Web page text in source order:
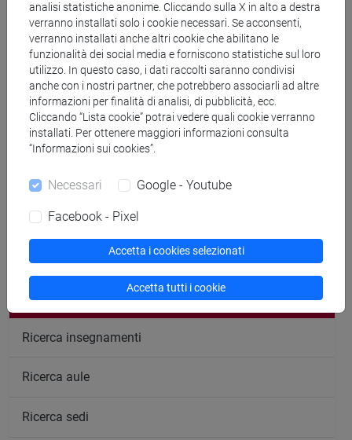
II semestre a.a. 2025/2026
Durante il periodo di lezione, ea partire dal 25 febbraio
2026, il docente riceverà gli studenti ilmercoledìalle 8:45-
10:15nellostudio 2A a Ca' Cappello,
Piero Capelli
segui il feed
Cerca nel sito
Ricerca persone
Ricerca insegnamenti
Ricerca aule
Ricerca sedi
analisi statistiche anonime. Cliccando sulla X in alto a destra
verranno installati solo i cookie necessari. Se acconsenti,
verranno installati anche altri cookie che abilitano le
funzionalità dei social media e forniscono statistiche sul loro
utilizzo. In questo caso, i dati raccolti saranno condivisi
anche con i nostri partner, che potrebbero associarli ad altre
informazioni per finalità di analisi, di pubblicità, ecc.
Cliccando “Lista cookie” potrai vedere quali cookie verranno
installati. Per ottenere maggiori informazioni consulta
“Informazioni sui cookies”.
Necessari Google - Youtube
Facebook - Pixel
Accetta i cookies selezionati
Accetta tutti i cookie